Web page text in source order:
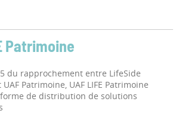
Patrimoine
du rapprochement entre LifeSide
Patrimoine, UAF LIFE Patrimoine
de distribution de solutions